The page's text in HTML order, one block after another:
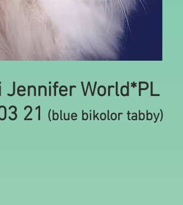
Jennifer World*PL
21 (blue bikolor tabby)